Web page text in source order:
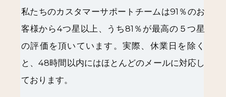
私たちのカスタマーサポートチームは91％のお
客様から4つ星以上、うち81％が最高の５つ星
の評価を頂いています。実際、休業日を除く
と、48時間以内にはほとんどのメールに対応し
ております。